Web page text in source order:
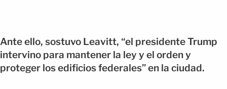
Ante ello, sostuvo Leavitt, “el presidente Trump
intervino para mantener la ley y el orden y
proteger los edificios federales” en la ciudad.